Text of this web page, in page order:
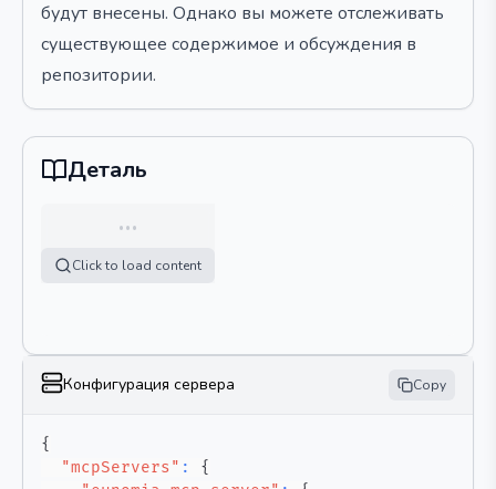
будут внесены. Однако вы можете отслеживать
существующее содержимое и обсуждения в
репозитории.
Деталь
…
Click to load content
Конфигурация сервера Copy
{
"mcpServers" :
{